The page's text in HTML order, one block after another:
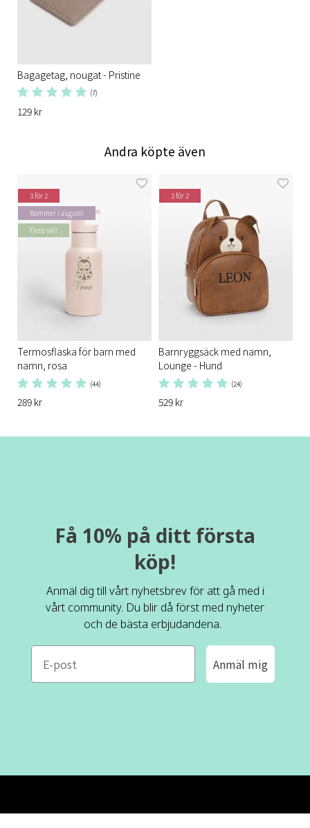
Bagagetag, nougat - Pristine
(7)
129 kr
Andra köpte även
3 för 2
Kommer i augusti
Flera val!
Termosflaska för barn med
namn, rosa
(44)
289 kr
3 för 2
Barnryggsäck med namn,
Lounge - Hund
(24)
529 kr
Få 10% på ditt första
köp!
Anmäl dig till vårt nyhetsbrev för att gå med i
vårt community. Du blir då först med nyheter
och de bästa erbjudandena.
e-mail
Anmäl mig